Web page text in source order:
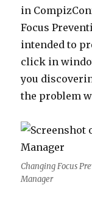
in
Focus
intended to
click in
you
the problem
Changing Focus
Manager